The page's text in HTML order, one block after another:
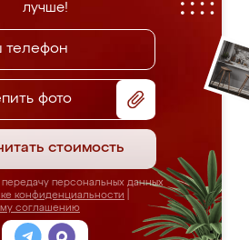
лучше!
фото
стоимость
персональных данных
конфиденциальности
соглашению